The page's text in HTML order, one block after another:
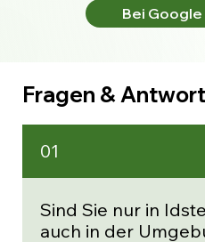
Bei
Fragen &
01
Sind Sie nur in
auch in der